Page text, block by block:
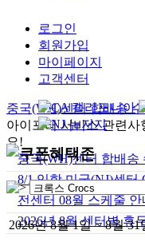
로그인
회원가입
마이페이지
고객센터
아이포터 서비스 관련사
요!
전센터 08월 스케줄 안
2026년 8월 센터별 휴
2026년 8월 1일 ~ 8월 31